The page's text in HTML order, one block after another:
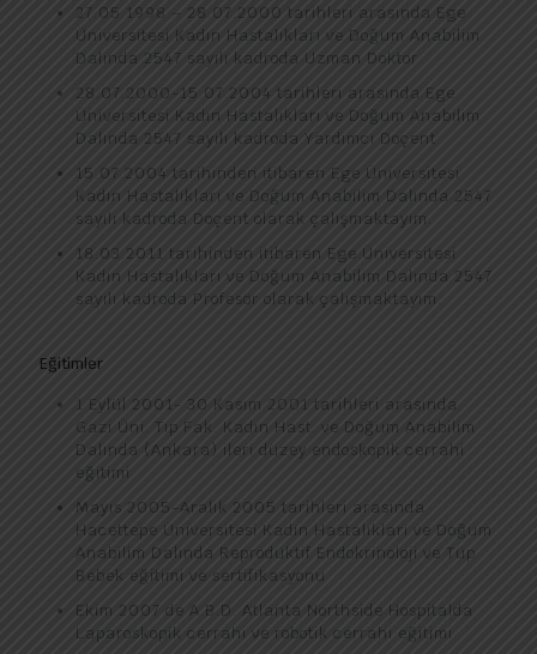
27.05.1998 – 28.07.2000 tarihleri arasında Ege
Üniversitesi Kadın Hastalıkları ve Doğum Anabilim
Dalında 2547 sayılı kadroda Uzman Doktor
28.07.2000-15.07.2004 tarihleri arasında Ege
Üniversitesi Kadın Hastalıkları ve Doğum Anabilim
Dalında 2547 sayılı kadroda Yardımcı Doçent
15.07.2004 tarihinden itibaren Ege Üniversitesi
Kadın Hastalıkları ve Doğum Anabilim Dalında 2547
sayılı kadroda Doçent olarak çalışmaktayım.
18.03.2011 tarihinden itibaren Ege Üniversitesi
Kadın Hastalıkları ve Doğum Anabilim Dalında 2547
sayılı kadroda Profesör olarak çalışmaktayım.
Eğitimler
1 Eylül 2001- 30 Kasım 2001 tarihleri arasında
Gazi Üni. Tıp Fak. Kadın Hast. ve Doğum Anabilim
Dalında (Ankara) ileri düzey endoskopik cerrahi
eğitimi
Mayıs 2005-Aralık 2005 tarihleri arasında
Hacettepe Üniversitesi Kadın Hastalıkları ve Doğum
Anabilim Dalında Reprodüktif Endokrinoloji ve Tüp
Bebek eğitimi ve sertifikasyonu
Ekim 2007 de A.B.D. Atlanta Northside Hospitalda
Laparoskopik cerrahi ve robotik cerrahi eğitimi